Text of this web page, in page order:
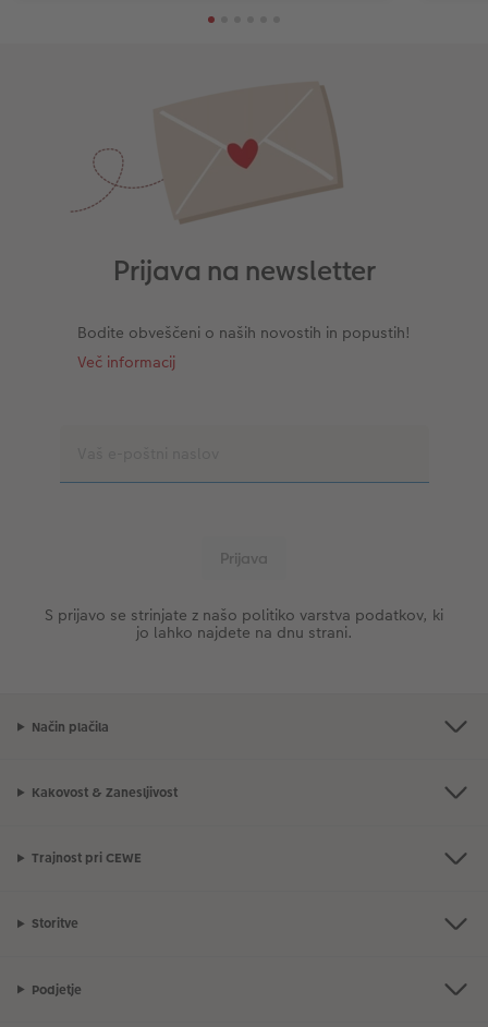
Prijava na newsletter
Bodite obveščeni o naših novostih in popustih!
Več informacij
S prijavo se strinjate z našo politiko varstva podatkov, ki
jo lahko najdete na dnu strani.
Način plačila
Kakovost & Zanesljivost
Trajnost pri CEWE
Storitve
Podjetje